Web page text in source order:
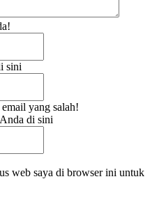
sini
yang salah!
di sini
web saya di browser ini untuk